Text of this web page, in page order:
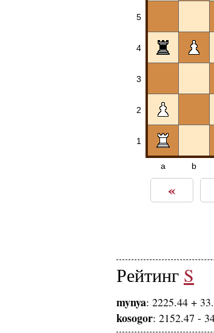
5
4
3
2
1
a b
«
Рейтинг S
mynya: 2225.44 +
kosogor: 2152.47 -